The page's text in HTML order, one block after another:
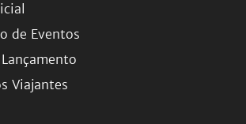
de Eventos
Viajantes